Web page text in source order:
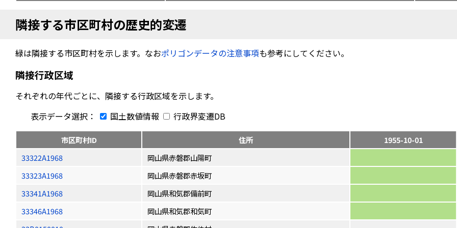
隣接する市区町村の歴史的変遷
緑は隣接する市区町村を示します。なおポリゴンデータの注意事項も参考にしてください。
隣接行政区域
それぞれの年代ごとに、隣接する行政区域を示します。
表示データ選択：
国土数値情報 行政界変遷DB
市区町村ID 住所 1955-10-01
33322A1968
岡山県赤磐郡山陽町
33323A1968
岡山県赤磐郡赤坂町
33341A1968
岡山県和気郡備前町
33346A1968
岡山県和気郡和気町